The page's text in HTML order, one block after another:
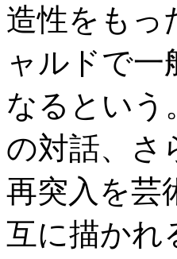
造性をもっ
ャルドで
なるという
の対話、さ
再突入を芸
互に描かれ